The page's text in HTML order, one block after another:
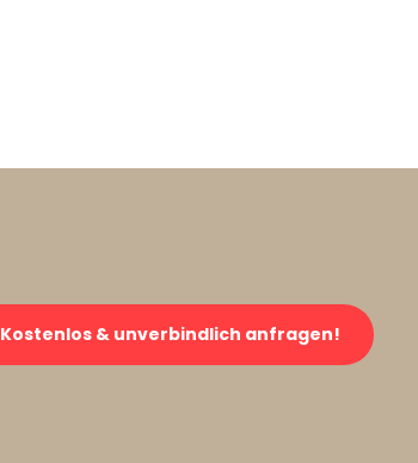
Kostenlos & unverbindlich anfragen!